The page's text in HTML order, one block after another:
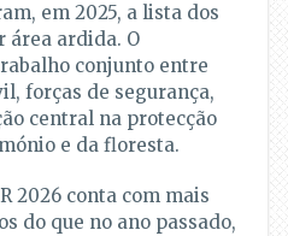
em 2025, a lista dos
área ardida. O
conjunto entre
forças de segurança,
central na protecção
e da floresta.
2026 conta com mais
do que no ano passado,